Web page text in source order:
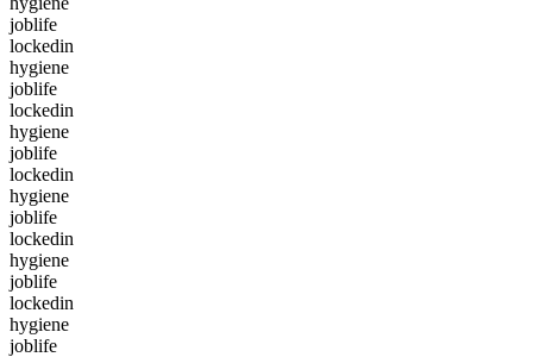
joblife
lockedin
hygiene
joblife
lockedin
hygiene
joblife
lockedin
hygiene
joblife
lockedin
hygiene
joblife
lockedin
hygiene
joblife